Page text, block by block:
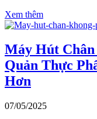
Xem thêm
Máy Hút
Quản Thực
Hơn
07/05/2025